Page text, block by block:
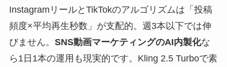
InstagramリールとTikTokのアルゴリズムは「投稿
頻度×平均再生秒数」が支配的。週3本以下では伸
びません。 SNS動画マーケティングのAI内製化な
ら1日1本の運用も現実的です。Kling 2.5 Turboで素